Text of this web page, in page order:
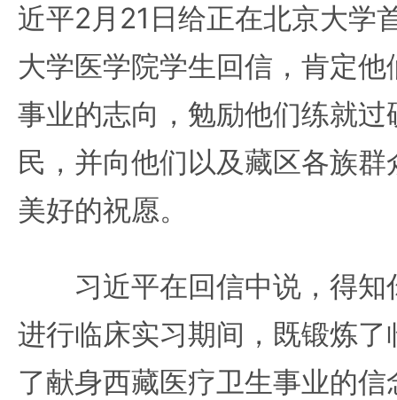
近平2月21日给正在北京大学
大学医学院学生回信，肯定
事业的志向，勉励他们练就
民，并向他们以及藏区各族
美好的祝愿。
习近平在回信中说，得知
进行临床实习期间，既锻炼
了献身西藏医疗卫生事业的